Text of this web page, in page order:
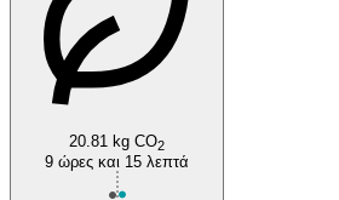
20.81 kg CO2
9 ώρες και 15 λεπτά